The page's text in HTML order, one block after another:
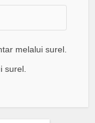
melalui surel.
surel.